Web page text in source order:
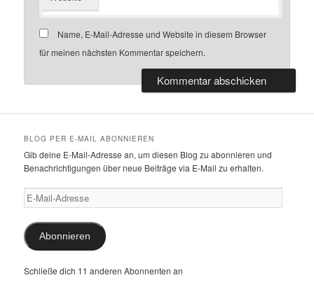
Name, E-Mail-Adresse und Website in diesem Browser
für meinen nächsten Kommentar speichern.
BLOG PER E-MAIL ABONNIEREN
Gib deine E-Mail-Adresse an, um diesen Blog zu abonnieren und
Benachrichtigungen über neue Beiträge via E-Mail zu erhalten.
E-
Mail-
Adresse
Abonnieren
Schließe dich 11 anderen Abonnenten an